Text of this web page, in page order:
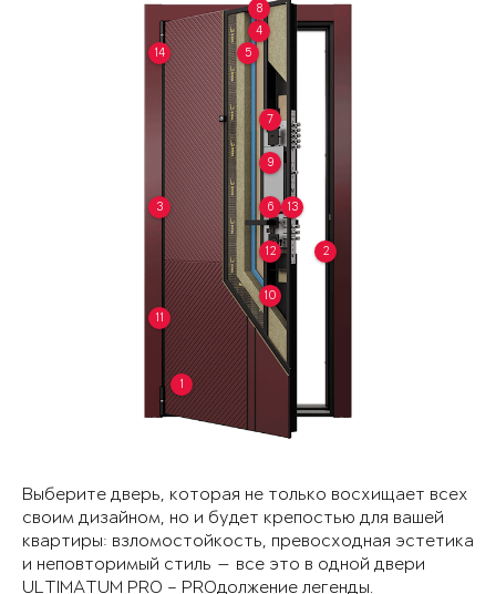
1
2
3
4
5
6
7
8
9
10
11
12
13
14
Выберите дверь, которая не только восхищает всех
своим дизайном, но и будет крепостью для вашей
квартиры: взломостойкость, превосходная эстетика
и неповторимый стиль — все это в одной двери
ULTIMATUM PRO – PROдолжение легенды.